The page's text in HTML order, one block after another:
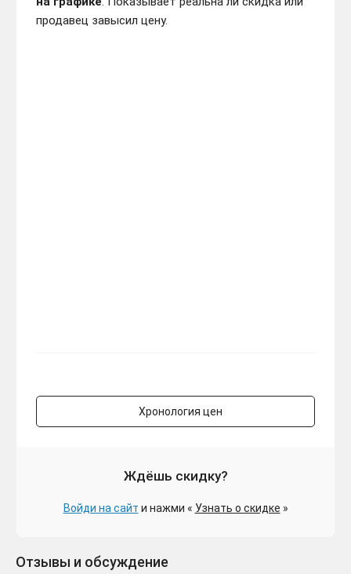
продавец завысил цену.
Хронология цен
Ждёшь скидку?
Войди на сайт и нажми « Узнать о скидке »
Отзывы и обсуждение